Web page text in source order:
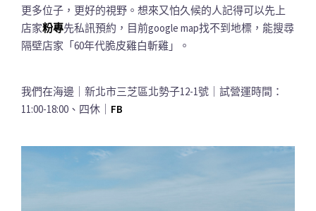
更多位子，更好的視野。想來又怕久候的人記得可以先上
店家粉專先私訊預約，目前google map找不到地標，能搜尋
隔壁店家「60年代脆皮雞白斬雞」。
我們在海邊｜新北市三芝區北勢子12-1號｜試營運時間：
11:00-18:00、四休｜ FB